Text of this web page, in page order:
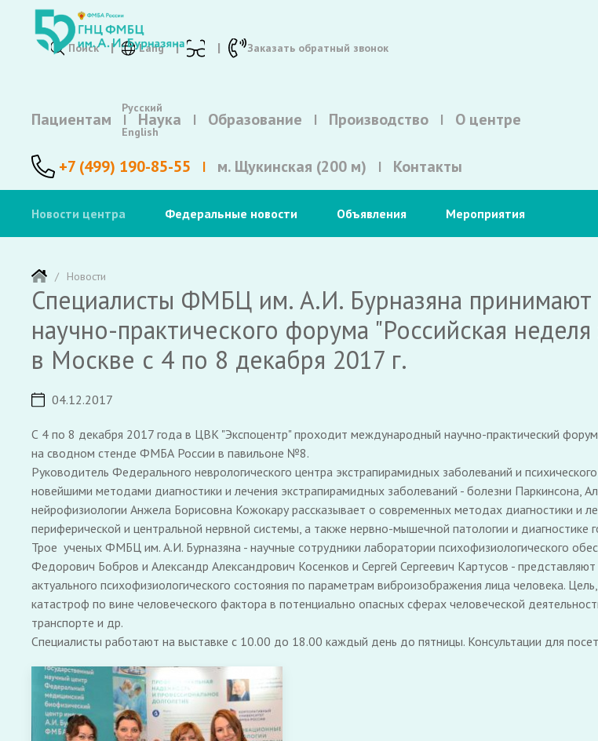
Поиск Lang
Русский
English
Заказать обратный звонок
Пациентам Наука Образование Производство О центре
+7 (499) 190-85-55 м. Щукинская (200 м) Контакты
Новости центра Федеральные новости Объявления Мероприятия
Новости
Специалисты ФМБЦ им. А.И. Бурназяна принимают
научно-практического форума "Российская
в Москве с 4 по 8 декабря 2017 г.
04.12.2017
С 4 по 8 декабря 2017 года в ЦВК "Экспоцентр" проходит международный научно-практический
на сводном стенде ФМБА России в павильоне №8.
Руководитель Федерального неврологического центра экстрапирамидных заболеваний и
новейшими методами диагностики и лечения экстрапирамидных заболеваний - болезни Паркинсона,
нейрофизиологии Анжела Борисовна Кожокару рассказывает о современных методах диагностики и
периферической и центральной нервной системы, а также нервно-мышечной патологии и диагностике
Трое ученых ФМБЦ им. А.И. Бурназяна - научные сотрудники лаборатории психофизиологического
Федорович Бобров и Александр Александрович Косенков и Сергей Сергеевич Картусов -
актуального психофизиологического состояния по параметрам виброизображения лица человека.
катастроф по вине человеческого фактора в потенциально опасных сферах человеческой
транспорте и др.
Специалисты работают на выставке с 10.00 до 18.00 каждый день до пятницы. Консультации для